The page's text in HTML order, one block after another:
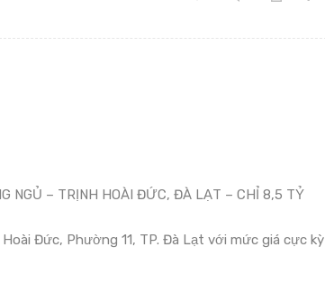
NGỦ – TRỊNH HOÀI ĐỨC, ĐÀ LẠT – CHỈ 8,5 TỶ
Đức, Phường 11, TP. Đà Lạt với mức giá cực kỳ